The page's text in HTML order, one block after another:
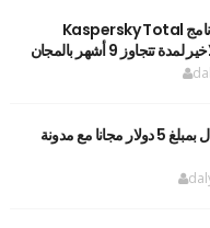
أحصل على كود تفعيل برنامج Kaspersky Total
إشحن رصيدك على البايبال بمبلغ 5 دولار مجانا مع مدونة